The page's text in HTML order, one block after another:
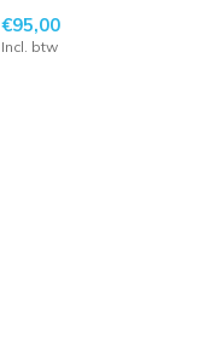
€95,00
Incl. btw